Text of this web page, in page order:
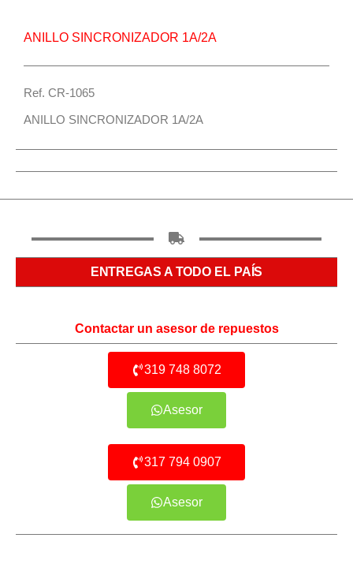
ANILLO SINCRONIZADOR 1A/2A
Ref. CR-1065
ANILLO SINCRONIZADOR 1A/2A
ENTREGAS A TODO EL PAÍS
Contactar un asesor de repuestos
319 748 8072
Asesor
317 794 0907
Asesor